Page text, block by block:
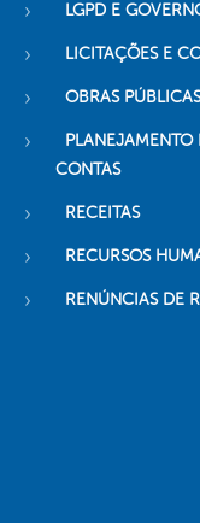
LGPD E
LICITAÇÕES E
OBRAS PÚBLICAS
PLANEJAMENTO
CONTAS
RECEITAS
RECURSOS
RENÚNCIAS DE